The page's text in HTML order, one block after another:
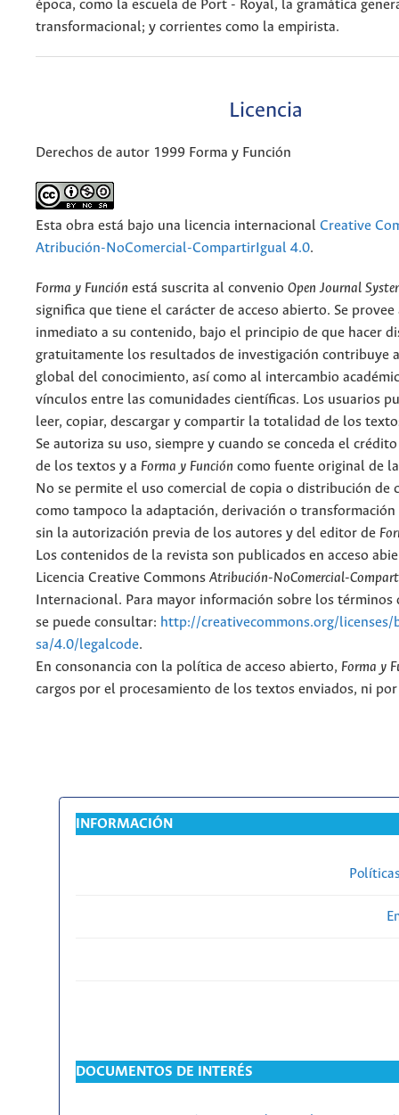
época, como la escuela de Port - Royal, la gramática
transformacional; y corrientes como la empirista.
Licencia
Derechos de autor 1999 Forma y Función
Esta obra está bajo una licencia internacional Creative
Atribución-NoComercial-CompartirIgual 4.0.
Forma y Función está suscrita al convenio Open Journal
significa que tiene el carácter de acceso abierto. Se provee
inmediato a su contenido, bajo el principio de que hacer
gratuitamente los resultados de investigación contribuye
global del conocimiento, así como al intercambio
vínculos entre las comunidades científicas. Los usuarios
leer, copiar, descargar y compartir la totalidad de los
Se autoriza su uso, siempre y cuando se conceda el
de los textos y a Forma y Función como fuente original de
No se permite el uso comercial de copia o distribución de
como tampoco la adaptación, derivación o transformación
sin la autorización previa de los autores y del editor de
Los contenidos de la revista son publicados en acceso
Licencia Creative Commons Atribución-NoComercial-
Internacional. Para mayor información sobre los términos
se puede consultar: http://creativecommons.org/licenses/
sa/4.0/legalcode.
En consonancia con la política de acceso abierto, Forma y
cargos por el procesamiento de los textos enviados, ni
INFORMACIÓN
DOCUMENTOS DE INTERÉS